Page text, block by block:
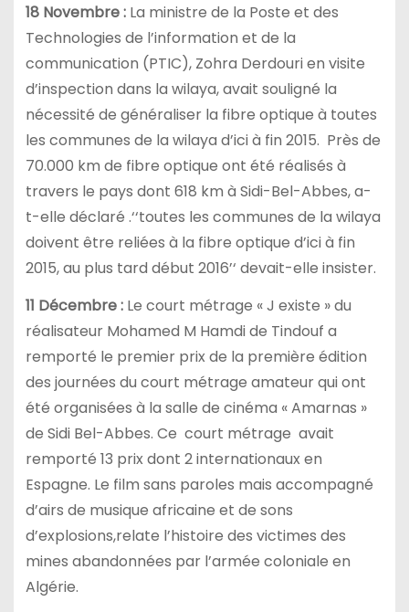
18 Novembre :La ministre de la Poste et des
Technologies de l’information et de la
communication (PTIC), Zohra Derdouri en visite
d’inspection dans la wilaya, avait souligné la
nécessité de généraliser la fibre optique à toutes
les communes de la wilaya d’ici à fin 2015. Près de
70.000 km de fibre optique ont été réalisés à
travers le pays dont 618 km à Sidi-Bel-Abbes, a-
t-elle déclaré .‘‘toutes les communes de la wilaya
doivent être reliées à la fibre optique d’ici à fin
2015, au plus tard début 2016’‘ devait-elle insister.
11 Décembre :Le court métrage « J existe » du
réalisateur Mohamed M Hamdi de Tindouf a
remporté le premier prix de la première édition
des journées du court métrage amateur qui ont
été organisées à la salle de cinéma « Amarnas »
de Sidi Bel-Abbes. Ce court métrage avait
remporté 13 prix dont 2 internationaux en
Espagne. Le film sans paroles mais accompagné
d’airs de musique africaine et de sons
d’explosions,relate l’histoire des victimes des
mines abandonnées par l’armée coloniale en
Algérie.